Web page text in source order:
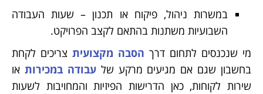
במשרות ניהול, פיקוח או תכנון – שעות העבודה
השבועיות משתנות בהתאם לקצב הפרויקט.
מי שנכנסים לתחום דרך הסבה מקצועית צריכים לקחת
בחשבון שגם אם מגיעים מרקע שלעבודה במכירות או
שירות לקוחות, כאן הדרישות הפיזיות והמחויבות לשעות